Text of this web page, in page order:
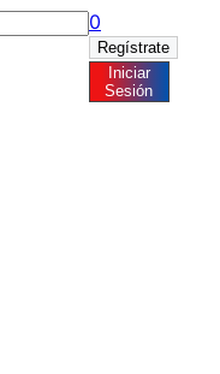
0
Regístrate
Iniciar
Sesión